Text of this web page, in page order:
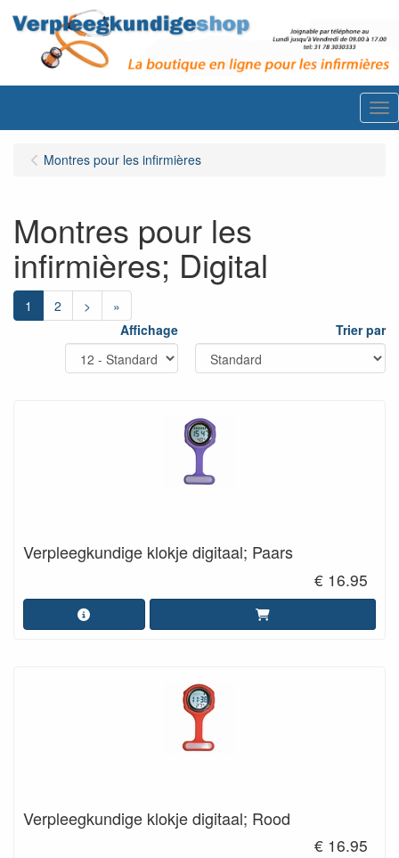
Montres pour les infirmières
Montres pour les
infirmières; Digital
1 2 >
»
Affichage
Trier par
Verpleegkundige klokje digitaal; Paars
€ 16.95
Verpleegkundige klokje digitaal; Rood
€ 16.95